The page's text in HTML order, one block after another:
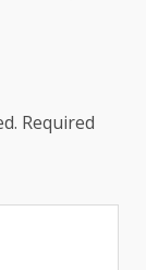
Required